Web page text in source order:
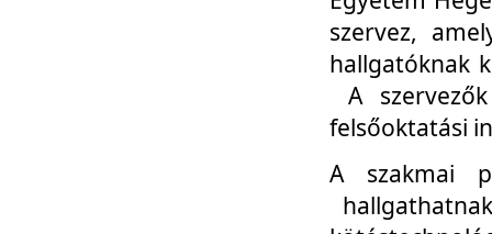
szervez,
hallgatóknak
A
felsőoktatási
A szakmai